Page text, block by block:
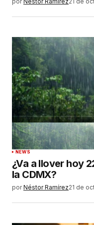
NEWS
¿Va a llover hoy
la CDMX?
por Néstor Ramírez21 de